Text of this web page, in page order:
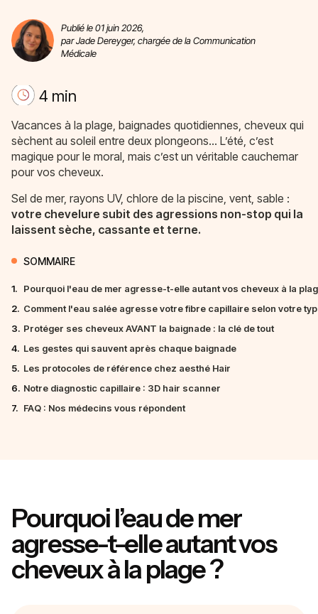
Publié le 01 juin 2026,
par Jade Dereyger, chargée de la Communication
Médicale
4 min
Vacances à la plage, baignades quotidiennes, cheveux qui
sèchent au soleil entre deux plongeons… L’été, c’est
magique pour le moral, mais c’est un véritable cauchemar
pour vos cheveux.
Sel de mer, rayons UV, chlore de la piscine, vent, sable :
votre chevelure subit des agressions non-stop qui la
laissent sèche, cassante et terne.
SOMMAIRE
1.
Pourquoi l'eau de mer agresse-t-elle autant vos cheveux à la
2. Comment l'eau salée agresse votre fibre capillaire selon votre
3. Protéger ses cheveux AVANT la baignade : la clé de tout
4. Les gestes qui sauvent après chaque baignade
5. Les protocoles de référence chez aesthé Hair
6. Notre diagnostic capillaire : 3D hair scanner
7. FAQ : Nos médecins vous répondent
Pourquoi l’eau de mer
agresse-t-elle autant vos
cheveux à la plage ?